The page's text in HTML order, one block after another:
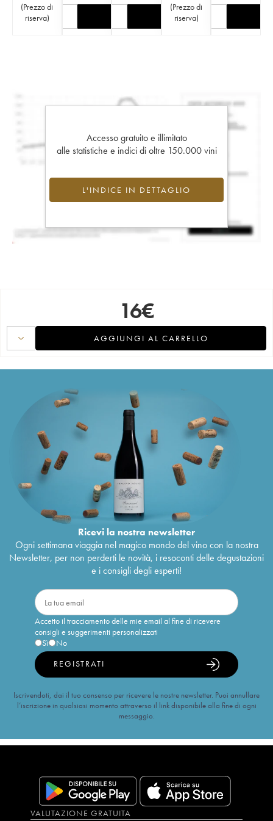
(Prezzo di
riserva)
(Prezzo di
riserva)
Accesso gratuito e illimitato
alle statistiche e indici di oltre 150.000 vini
L'INDICE IN DETTAGLIO
16€
AGGIUNGI AL CARRELLO
Ricevi la nostra newsletter
Ogni settimana viaggia nel magico mondo del vino con la nostra
Newsletter, per non perderti le novità, i resoconti delle degustazioni
e i consigli degli esperti!
Accetto il tracciamento delle mie email al fine di ricevere
consigli e suggerimenti personalizzati
Sì
No
REGISTRATI
Iscrivendoti, dai il tuo consenso per ricevere le nostre newsletter. Puoi annullare
l’iscrizione in qualsiasi momento attraverso il link disponibile alla fine di ogni
messaggio.
VALUTAZIONE GRATUITA